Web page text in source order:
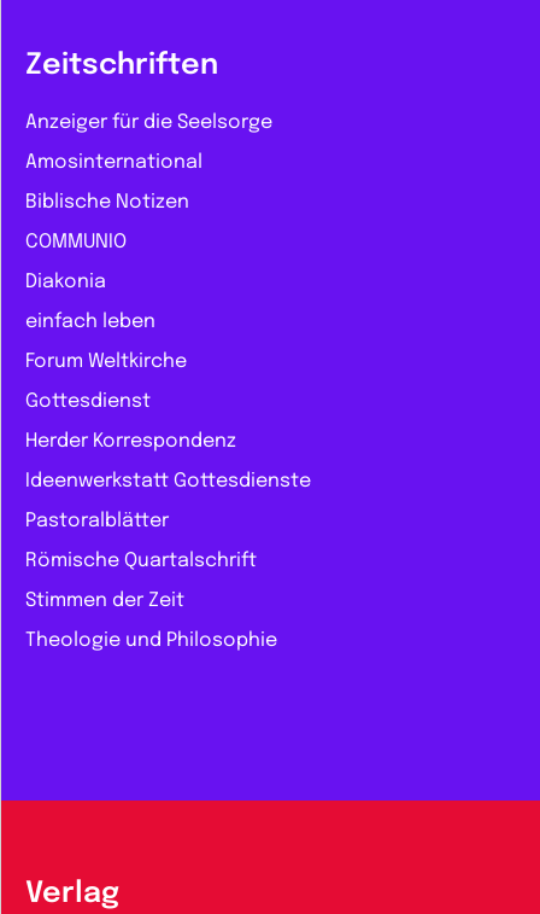
Zeitschriften
Anzeiger für die Seelsorge
Amosinternational
Biblische Notizen
COMMUNIO
Diakonia
einfach leben
Forum Weltkirche
Gottesdienst
Herder Korrespondenz
Ideenwerkstatt Gottesdienste
Pastoralblätter
Römische Quartalschrift
Stimmen der Zeit
Theologie und Philosophie
Verlag